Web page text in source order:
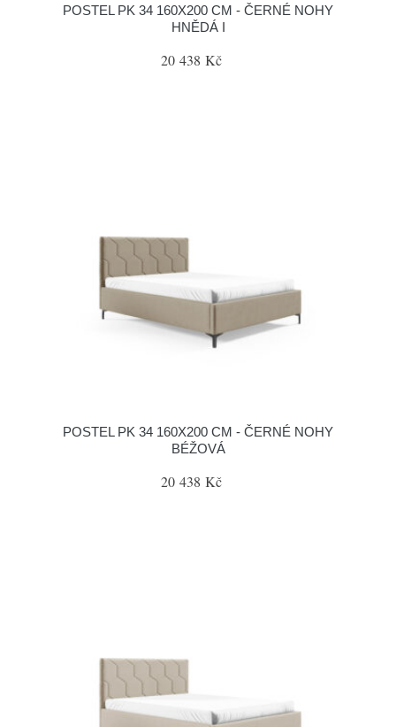
POSTEL PK 34 160X200 CM - ČERNÉ NOHY
HNĚDÁ I
20 438 Kč
POSTEL PK 34 160X200 CM - ČERNÉ NOHY
BÉŽOVÁ
20 438 Kč